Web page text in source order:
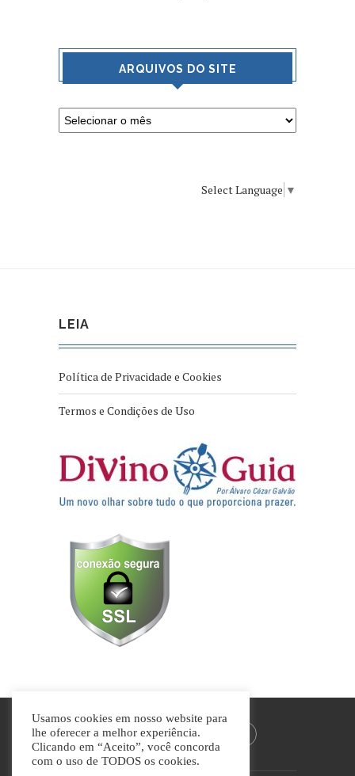
ARQUIVOS DO SITE
Select Language ▼
LEIA
Política de Privacidade e Cookies
Termos e Condições de Uso
Usamos cookies em nosso website para
lhe oferecer a melhor experiência.
Clicando em “Aceito”, você concorda
com o uso de TODOS os cookies.